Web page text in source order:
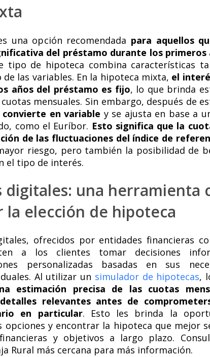
una opción recomendada para aquellos
del préstamo durante los primeros
tipo de hipoteca combina características
las variables. En la hipoteca mixta, el
años del préstamo es fijo, lo que brinda
mensuales. Sin embargo, después de
en variable y se ajusta en base a
como el Euríbor. Esto significa que la
de las fluctuaciones del índice de
riesgo, pero también la posibilidad de
el tipo de interés.
digitales: una herramienta
la elección de hipoteca
ofrecidos por entidades financieras
a los clientes tomar decisiones
personalizadas basadas en sus
Al utilizar un simulador de hipotecas,
estimación precisa de las cuotas
relevantes antes de
en particular. Esto les brinda la
opciones y encontrar la hipoteca que mejor
y objetivos a largo plazo.
Rural más cercana para más información.